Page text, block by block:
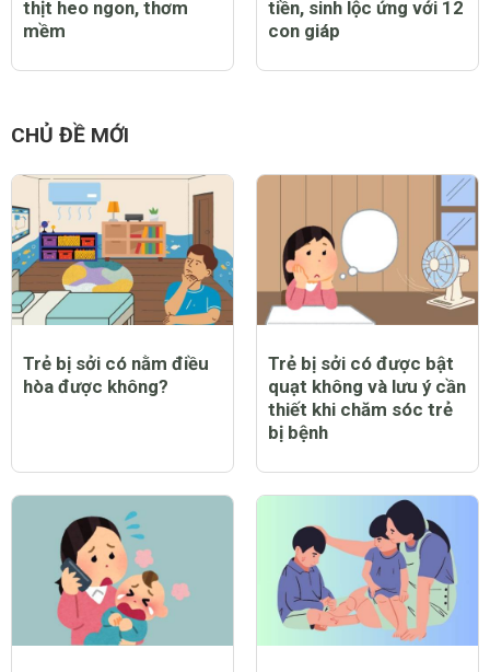
thịt heo ngon, thơm
mềm
tiền, sinh lộc ứng với 12
con giáp
CHỦ ĐỀ MỚI
Trẻ bị sởi có nằm điều
hòa được không?
Trẻ bị sởi có được bật
quạt không và lưu ý cần
thiết khi chăm sóc trẻ
bị bệnh